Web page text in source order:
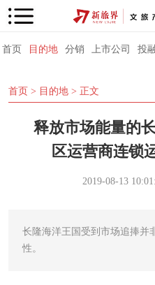
首页 目的地 分销 上市公司 投
首页 > 目的地 > 正文
释放市场能量的
区运营商连锁
2019-08-13
长隆海洋王国受到市场追捧并
性。